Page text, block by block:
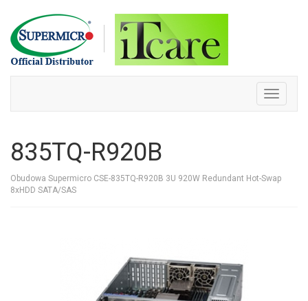
Skip
to
content
Toggle
835TQ-R920B
Obudowa Supermicro CSE-835TQ-R920B 3U 920W Redundant Hot-Swap
8xHDD SATA/SAS